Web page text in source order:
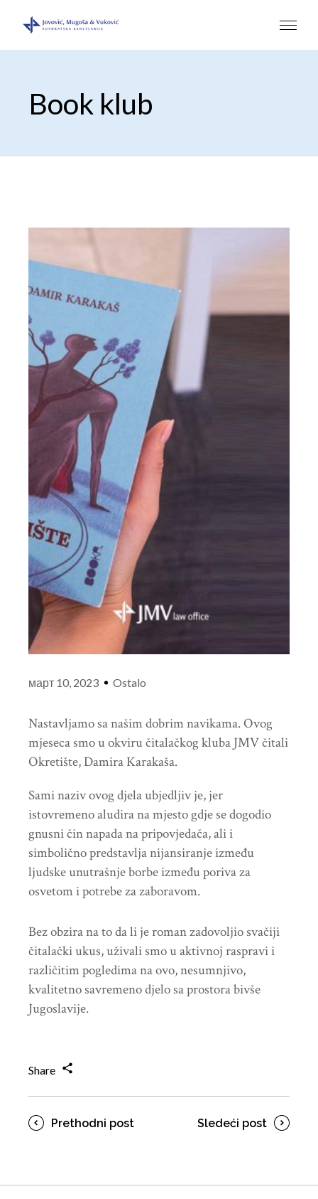
Book klub
март 10, 2023 Ostalo
Nastavljamo sa našim dobrim navikama. Ovog
mjeseca smo u okviru čitalačkog kluba JMV čitali
Okretište, Damira Karakaša.
Sami naziv ovog djela ubjedljiv je, jer
istovremeno aludira na mjesto gdje se dogodio
gnusni čin napada na pripovjedača, ali i
simbolično predstavlja nijansiranje između
ljudske unutrašnje borbe između poriva za
osvetom i potrebe za zaboravom.
Bez obzira na to da li je roman zadovoljio svačiji
čitalački ukus, uživali smo u aktivnoj raspravi i
različitim pogledima na ovo, nesumnjivo,
kvalitetno savremeno djelo sa prostora bivše
Jugoslavije.
Share
Prethodni post Sledeći post